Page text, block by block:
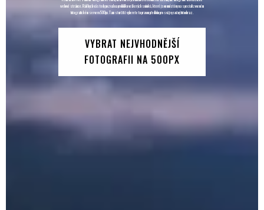
webové stránce. Rád bych vás tedy pozval na prohlídku veškerých snímků, které jsou umístěny na specializoveném
fotografickém serveru 500px. Tam si určitě vyberete tu pravou předlohu pro svůj vysněný fotoobraz.
VYBRAT NEJVHODNĚJŠÍ
FOTOGRAFII NA 500PX